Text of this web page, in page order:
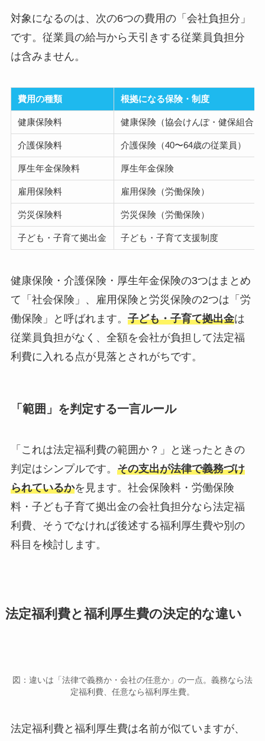
対象になるのは、次の6つの費用の「会社負担分」
です。従業員の給与から天引きする従業員負担分
は含みません。
費用の種類 根拠になる保険・制度
健康保険料 健康保険（協会けんぽ・健保組合）
介護保険料 介護保険（40〜64歳の従業員）
厚生年金保険料 厚生年金保険
雇用保険料 雇用保険（労働保険）
労災保険料 労災保険（労働保険）
子ども・子育て拠出金 子ども・子育て支援制度
健康保険・介護保険・厚生年金保険の3つはまとめ
て「社会保険」、雇用保険と労災保険の2つは「労
働保険」と呼ばれます。 子ども・子育て拠出金は
従業員負担がなく、全額を会社が負担して法定福
利費に入れる点が見落とされがちです。
「範囲」を判定する一言ルール
「これは法定福利費の範囲か？」と迷ったときの
判定はシンプルです。 その支出が法律で義務づけ
られているかを見ます。社会保険料・労働保険
料・子ども子育て拠出金の会社負担分なら法定福
利費、そうでなければ後述する福利厚生費や別の
科目を検討します。
法定福利費と福利厚生費の決定的な違い
図：違いは「法律で義務か・会社の任意か」の一点。義務なら法
定福利費、任意なら福利厚生費。
法定福利費と福利厚生費は名前が似ていますが、